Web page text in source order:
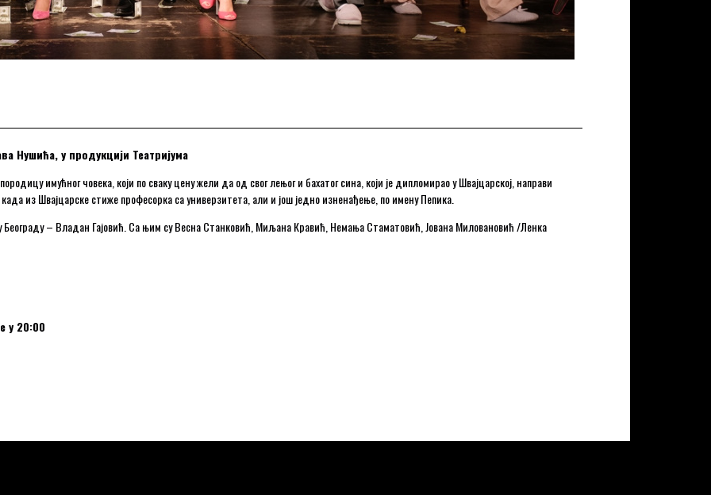
Нушића, у продукцији Театријума
имућног човека, који по сваку цену жели да од свог лењог и бахатог сина, који је дипломирао у Швајцарској, направи
из Швајцарске стиже професорка са универзитета, али и још једно изненађење, по имену Пепика.
Београду – Владан Гајовић. Са њим су Весна Станковић, Миљана Кравић, Немања Стаматовић, Јована Миловановић /Ленка
у 20:00